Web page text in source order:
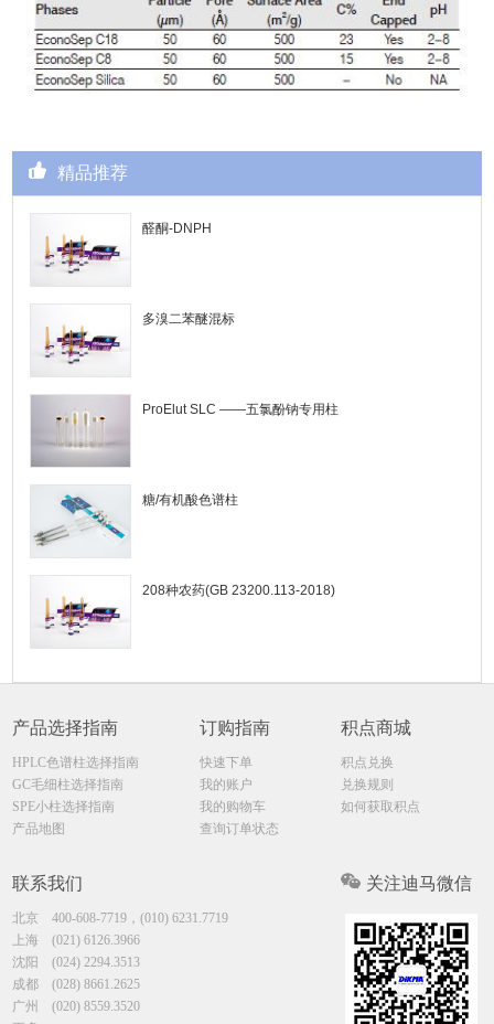
精品推荐
醛酮-DNPH
多溴二苯醚混标
ProElut SLC ——五氯酚钠专用柱
糖/有机酸色谱柱
208种农药(GB 23200.113-2018)
产品选择指南
HPLC色谱柱选择指南
GC毛细柱选择指南
SPE小柱选择指南
产品地图
订购指南
快速下单
我的账户
我的购物车
查询订单状态
积点商城
积点兑换
兑换规则
如何获取积点
联系我们
北京400-608-7719，(010) 6231.7719
上海(021) 6126.3966
沈阳(024) 2294.3513
成都(028) 8661.2625
广州(020) 8559.3520
关注迪马微信